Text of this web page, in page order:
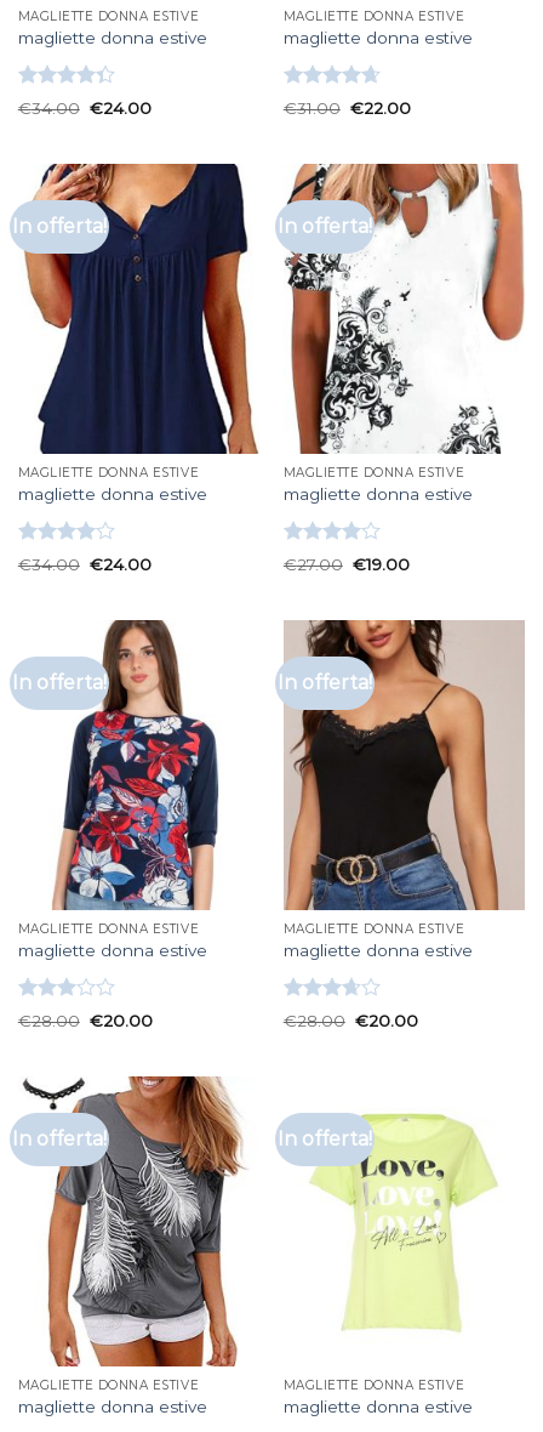
MAGLIETTE DONNA ESTIVE
magliette donna estive
Valutato
€34.00 €24.00
MAGLIETTE DONNA ESTIVE
magliette donna estive
Valutato
€31.00 €22.00
In offerta!
MAGLIETTE DONNA ESTIVE
magliette donna estive
Valutato
€34.00 €24.00
In offerta!
MAGLIETTE DONNA ESTIVE
magliette donna estive
Valutato
€27.00 €19.00
In offerta!
MAGLIETTE DONNA ESTIVE
magliette donna estive
Valutato
€28.00 €20.00
In offerta!
MAGLIETTE DONNA ESTIVE
magliette donna estive
Valutato
€28.00 €20.00
In offerta!
MAGLIETTE DONNA ESTIVE
magliette donna estive
In offerta!
MAGLIETTE DONNA ESTIVE
magliette donna estive